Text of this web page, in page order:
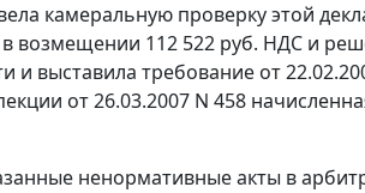
камеральную проверку этой
в возмещении 112 522 руб. НДС и
и выставила требование от
от 26.03.2007 N 458
ненормативные акты в